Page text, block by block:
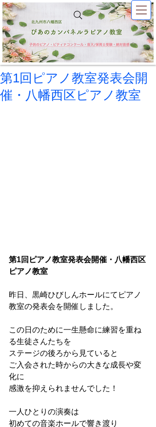
第1回ピアノ教室発表会開
催・八幡西区ピアノ教室
第1回ピアノ教室発表会開催・八幡西区
ピアノ教室
昨日、黒崎ひびしんホールにてピアノ
教室の発表会を開催しました。
この日のために一生懸命に練習を重ね
る生徒さんたちを
ステージの後ろから見ていると
ご入会された時からの大きな成長や変
化に
感激を抑えられませんでした！
一人ひとりの演奏は
初めての音楽ホールで響き渡り